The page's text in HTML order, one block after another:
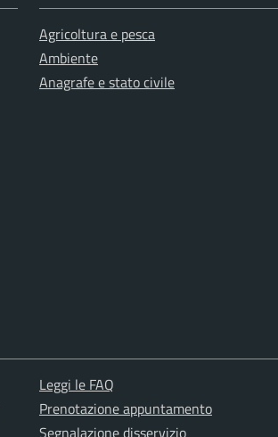
Agricoltura e pesca
Ambiente
Anagrafe e stato civile
Leggi le FAQ
Prenotazione appuntamento
Segnalazione disservizio